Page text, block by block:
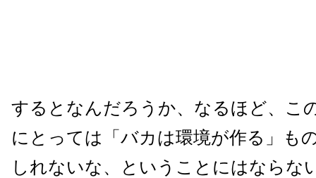
するとなんだろうか、なるほど、こ
にとっては「バカは環境が作る」も
しれないな、ということにはならな